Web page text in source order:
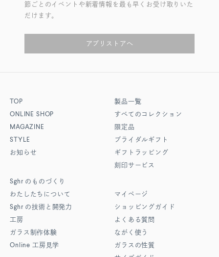
節ごとのイベントや新着情報を最も早くお受け取りいた
だけます。
アプリストアへ
TOP
ONLINE SHOP
MAGAZINE
STYLE
お知らせ
Sghr のものづくり
わたしたちについて
Sghr の技術と開発力
工房
ガラス制作体験
Online 工房見学
製品一覧
すべてのコレクション
限定品
ブライダルギフト
ギフトラッピング
刻印サービス
マイページ
ショッピングガイド
よくある質問
ながく使う
ガラスの性質